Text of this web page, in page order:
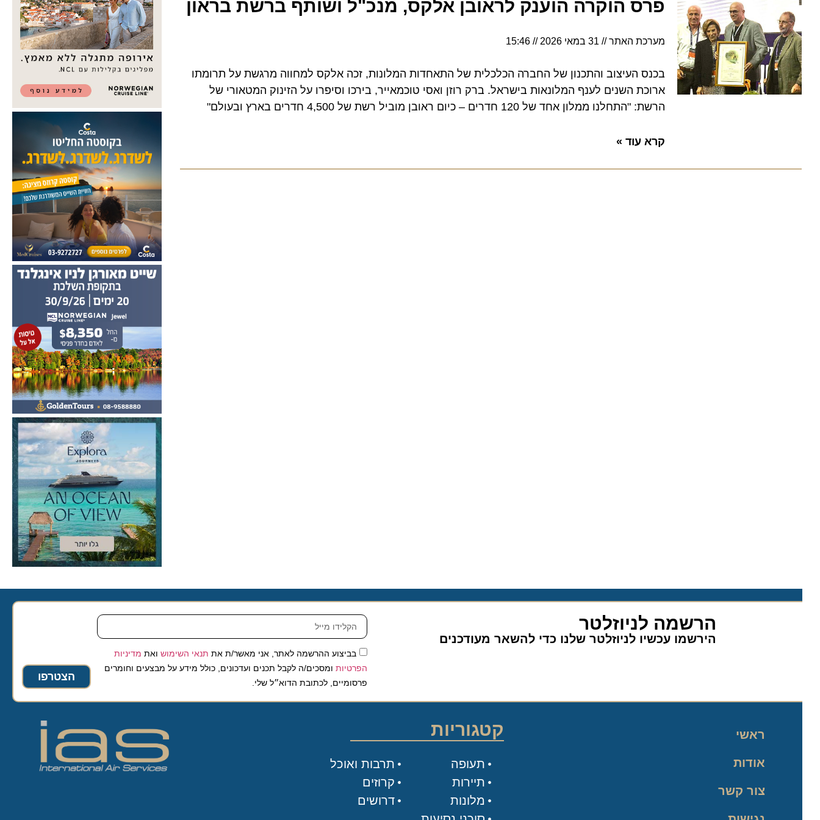
פרס הוקרה הוענק לראובן אלקס, מנכ"ל ושותף ברשת בראון
מערכת האתר 31 במאי 2026 15:46
בכנס העיצוב והתכנון של החברה הכלכלית של התאחדות המלונות, זכה אלקס למחווה מרגשת על תרומתו
ארוכת השנים לענף המלונאות בישראל. ברק רוזן ואסי טוכמאייר, בירכו וסיפרו על הזינוק המטאורי של
הרשת: "התחלנו ממלון אחד של 120 חדרים – כיום ראובן מוביל רשת של 4,500 חדרים בארץ ובעולם"
קרא עוד »
הרשמה לניוזלטר
הירשמו עכשיו לניוזלטר שלנו כדי להשאר מעודכנים
בביצוע ההרשמה לאתר, אני מאשר/ת אתתנאי השימושואת מדיניות
הפרטיותומסכים/ה לקבל תכנים ועדכונים, כולל מידע על מבצעים וחומרים
פרסומיים, לכתובת הדוא״ל שלי.
הצטרפו
ראשי
אודות
צור קשר
קטגוריות
תעופה
תיירות
מלונות
תרבות ואוכל
קרוזים
דרושים